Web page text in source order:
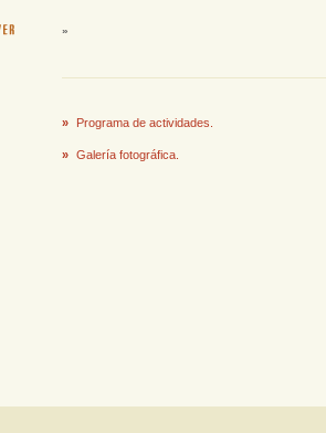
»
» Programa de actividades.
» Galería fotográfica.